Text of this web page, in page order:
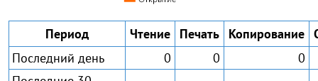
Период Чтение Печать Копирование
Последний день
0 0
0